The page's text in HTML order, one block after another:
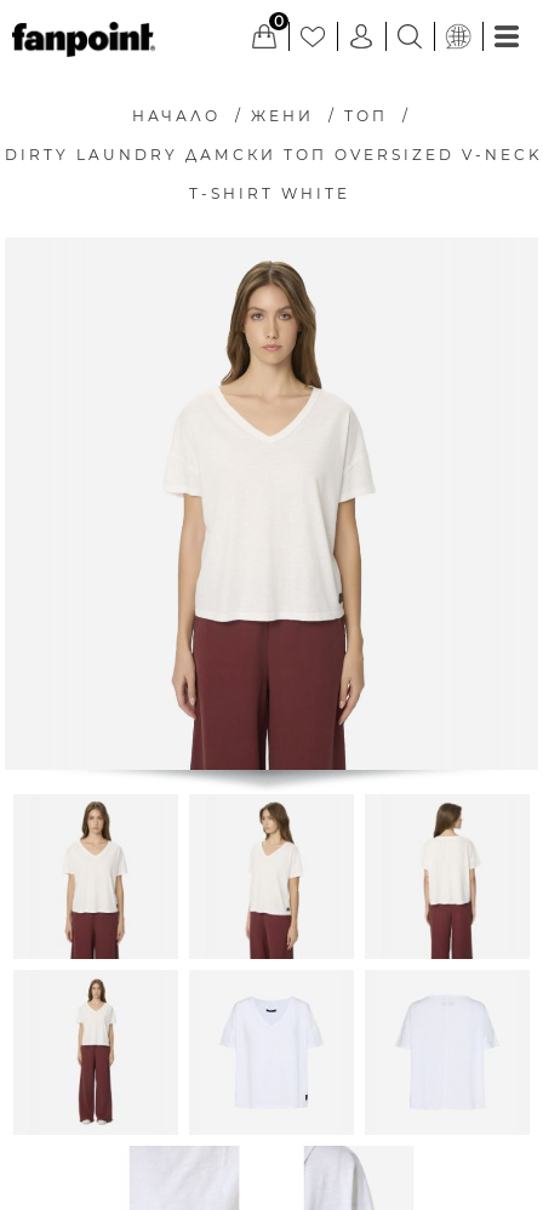
0
НАЧАЛО / ЖЕНИ / ТОП /
DIRTY LAUNDRY ДАМСКИ ТОП OVERSIZED V-NECK
T-SHIRT WHITE